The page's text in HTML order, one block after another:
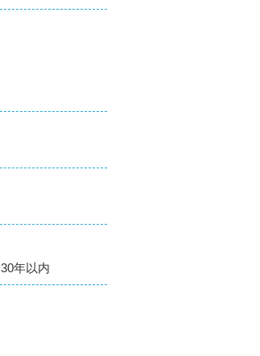
30年以内